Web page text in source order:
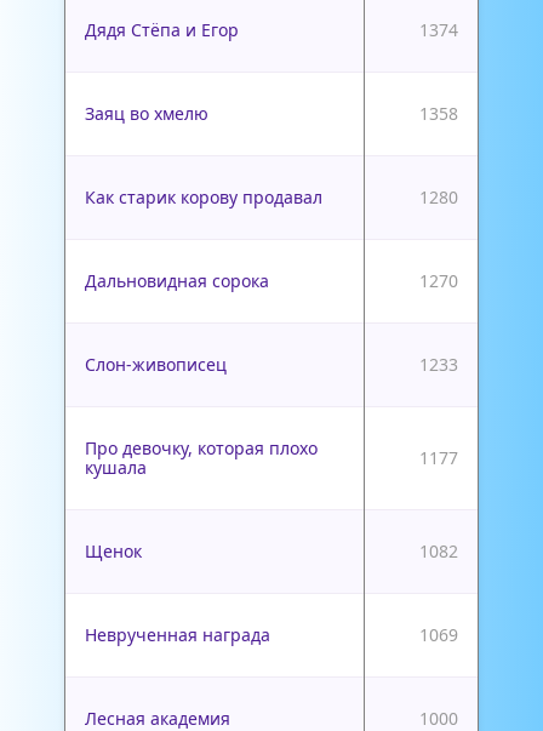
Дядя Стёпа и Егор 1374
Заяц во хмелю 1358
Как старик корову продавал 1280
Дальновидная сорока 1270
Слон-живописец 1233
Про девочку, которая плохо
кушала
1177
Щенок 1082
Неврученная награда 1069
Лесная академия 1000